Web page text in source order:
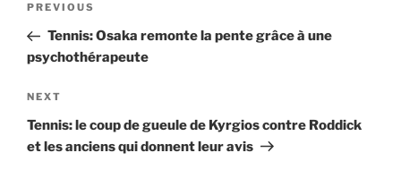
Previous
Post
PREVIOUS
Tennis: Osaka remonte la pente grâce à une
psychothérapeute
Next
Post
NEXT
Tennis: le coup de gueule de Kyrgios contre Roddick
et les anciens qui donnent leur avis